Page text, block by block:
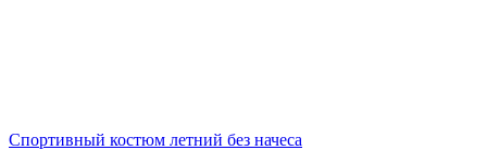
Спортивный костюм летний без начеса